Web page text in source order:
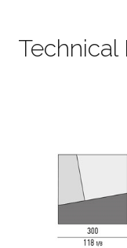
Technical